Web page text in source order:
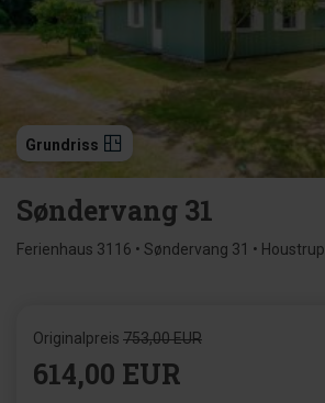
Grundriss
Søndervang 31
Ferienhaus 3116 • Søndervang 31 • Houstrup
Originalpreis 753,00 EUR
614,00 EUR